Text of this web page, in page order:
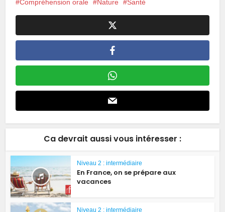
Compréhension orale Nature Santé
Ca devrait aussi vous intéresser :
Niveau 2 : intermédiaire
En France, on se prépare aux
vacances
Niveau 2 : intermédiaire